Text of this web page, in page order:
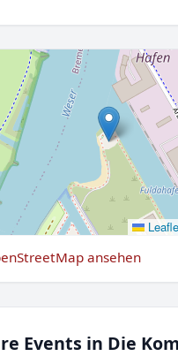
ansehen
Events in Die